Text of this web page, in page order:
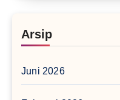
Arsip
Juni 2026